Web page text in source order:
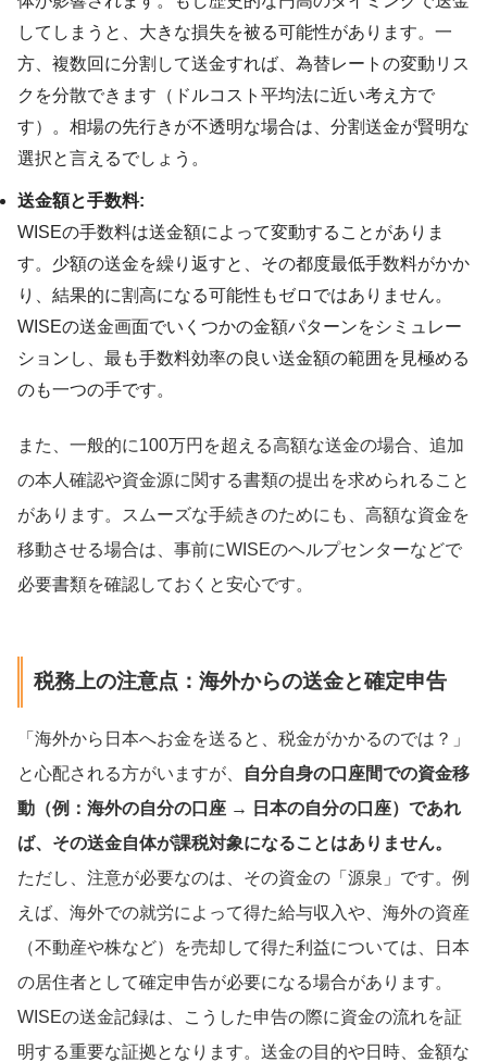
してしまうと、大きな損失を被る可能性があります。一
方、複数回に分割して送金すれば、為替レートの変動リス
クを分散できます（ドルコスト平均法に近い考え方で
す）。相場の先行きが不透明な場合は、分割送金が賢明な
選択と言えるでしょう。
送金額と手数料:
WISEの手数料は送金額によって変動することがありま
す。少額の送金を繰り返すと、その都度最低手数料がかか
り、結果的に割高になる可能性もゼロではありません。
WISEの送金画面でいくつかの金額パターンをシミュレー
ションし、最も手数料効率の良い送金額の範囲を見極める
のも一つの手です。
また、一般的に100万円を超える高額な送金の場合、追加
の本人確認や資金源に関する書類の提出を求められること
があります。スムーズな手続きのためにも、高額な資金を
移動させる場合は、事前にWISEのヘルプセンターなどで
必要書類を確認しておくと安心です。
税務上の注意点：海外からの送金と確定申告
「海外から日本へお金を送ると、税金がかかるのでは？」
と心配される方がいますが、
自分自身の口座間での資金移
動（例：海外の自分の口座 → 日本の自分の口座）であれ
ば、その送金自体が課税対象になることはありません。
ただし、注意が必要なのは、その資金の「源泉」です。例
えば、海外での就労によって得た給与収入や、海外の資産
（不動産や株など）を売却して得た利益については、日本
の居住者として確定申告が必要になる場合があります。
WISEの送金記録は、こうした申告の際に資金の流れを証
明する重要な証拠となります。送金の目的や日時、金額な